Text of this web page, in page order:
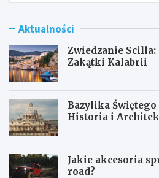
Aktualności
Zwiedzanie
Zakątki Kalabrii
Bazylika Świętego
Historia i
Jakie akcesoria
road?